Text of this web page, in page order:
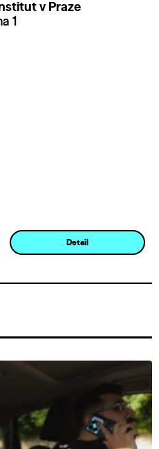
v Praze
1
Detail